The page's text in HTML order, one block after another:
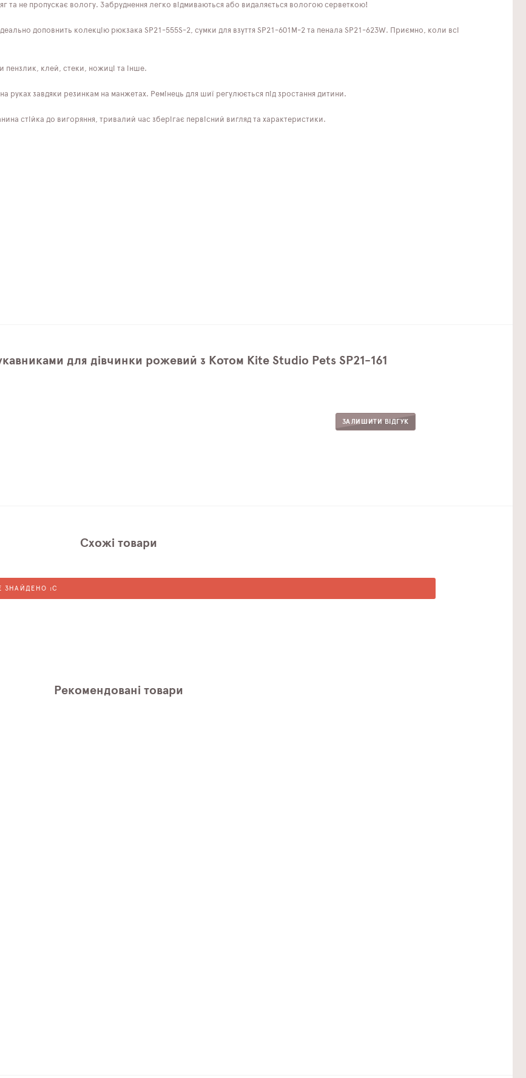
та не пропускає вологу. Забруднення легко відмиваються або видаляється вологою серветкою!
доповнить колекцію рюкзака SP21-555S-2, сумки для взуття SP21-601M-2 та пенала SP21-623W. Приємно, коли всі
пензлик, клей, стеки, ножиці та інше.
руках завдяки резинкам на манжетах. Ремінець для шиї регулюється під зростання дитини.
стійка до вигоряння, тривалий час зберігає первісний вигляд та характеристики.
для дівчинки рожевий з Котом Kite Studio Pets SP21-161
ЗАЛИШИТИ ВІДГУК
Схожі товари
ЗНАЙДЕНО :C
Рекомендовані товари